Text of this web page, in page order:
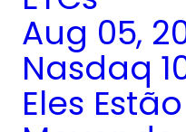
Aug 05,
Nasdaq
Eles